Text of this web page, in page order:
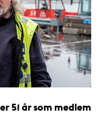
51 år som medlem